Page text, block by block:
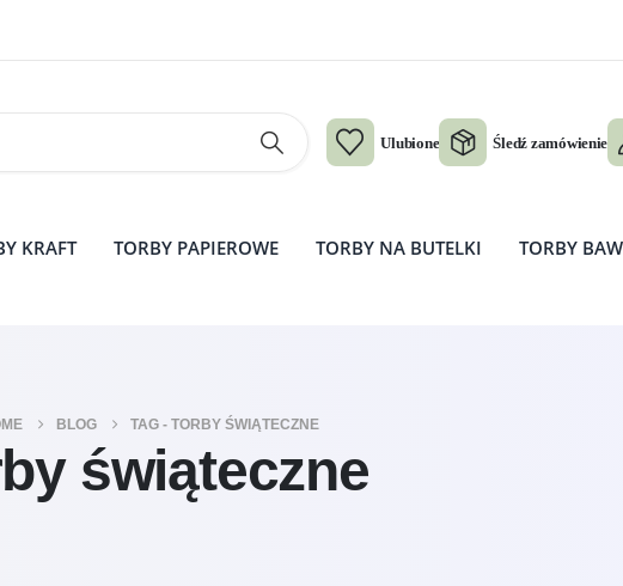
Ulubione Śledź zamówienie
KRAFT TORBY PAPIEROWE TORBY NA BUTELKI
TORBY
BLOG TAG - TORBY ŚWIĄTECZNE
świąteczne